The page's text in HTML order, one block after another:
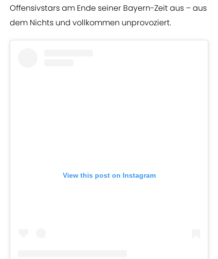
Offensivstars am Ende seiner Bayern-Zeit aus – aus
dem Nichts und vollkommen unprovoziert.
View this post on Instagram